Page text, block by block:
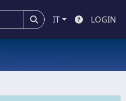
IT LOGIN